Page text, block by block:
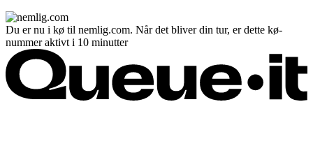
Du er nu i kø til nemlig.com. Når det bliver din tur, er dette kø-
nummer aktivt i 10 minutter